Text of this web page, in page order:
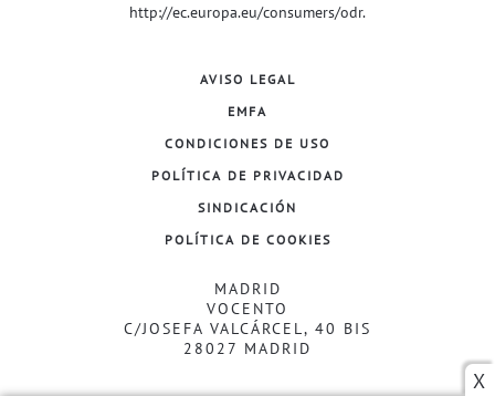
X
http://ec.europa.eu/consumers/odr.
AVISO LEGAL
EMFA
CONDICIONES DE USO
POLÍTICA DE PRIVACIDAD
SINDICACIÓN
POLÍTICA DE COOKIES
MADRID
VOCENTO
C/JOSEFA VALCÁRCEL, 40 BIS
28027 MADRID